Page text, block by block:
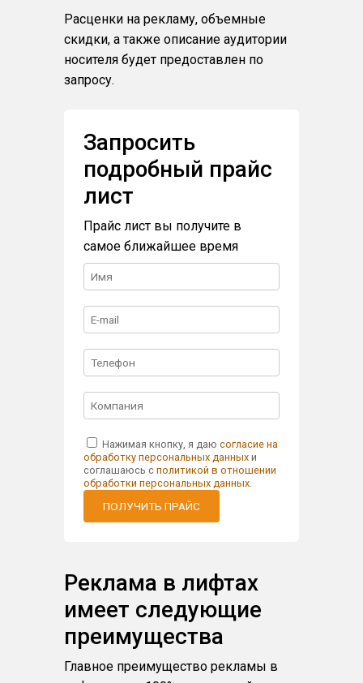
Расценки на рекламу, объемные
скидки, а также описание аудитории
носителя будет предоставлен по
запросу.
Запросить
подробный прайс
лист
Прайс лист вы получите в
самое ближайшее время
Нажимая кнопку, я даюсогласие на
обработку персональных данных и
соглашаюсь сполитикой в отношении
обработки персональных данных
ПОЛУЧИТЬ ПРАЙС
Реклама в лифтах
имеет следующие
преимущества
Главное преимущество рекламы в